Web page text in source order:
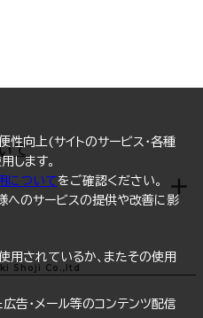
まとめて資料請求
性向上(サイトのサービス・各種
します。
についてをご確認ください。
へのサービスの提供や改善に影
用されているか、またその使用
告・メール等のコンテンツ配信
て
Shoji Co.,ltd